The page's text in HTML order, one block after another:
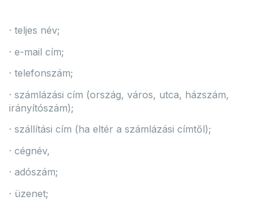
· teljes név;
· e-mail cím;
· telefonszám;
· számlázási cím (ország, város, utca, házszám,
irányítószám);
· szállítási cím (ha eltér a számlázási címtől);
· cégnév,
· adószám;
· üzenet;